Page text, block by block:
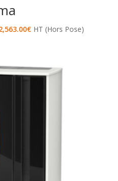
€Plage
à
HT (Hors Pose)